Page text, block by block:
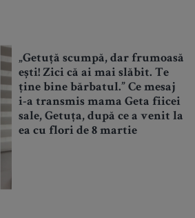
„Getuță scumpă, dar frumoasă
ești! Zici că ai mai slăbit. Te
ține bine bărbatul.” Ce mesaj
i-a transmis mama Geta fiicei
sale, Getuța, după ce a venit la
ea cu flori de 8 martie